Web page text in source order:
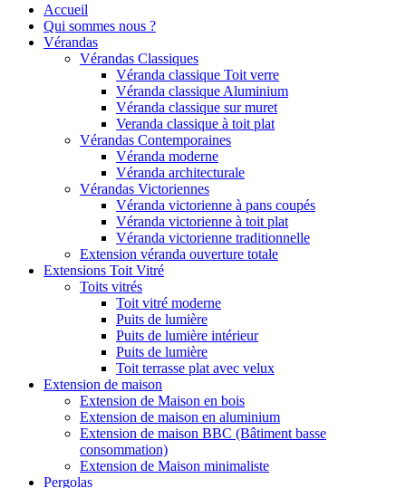
Accueil
Qui sommes nous ?
Vérandas
Vérandas Classiques
Véranda classique Toit verre
Véranda classique Aluminium
Véranda classique sur muret
Veranda classique à toit plat
Vérandas Contemporaines
Véranda moderne
Véranda architecturale
Vérandas Victoriennes
Véranda victorienne à pans coupés
Véranda victorienne à toit plat
Véranda victorienne traditionnelle
Extension véranda ouverture totale
Extensions Toit Vitré
Toits vitrés
Toit vitré moderne
Puits de lumière
Puits de lumière intérieur
Puits de lumière
Toit terrasse plat avec velux
Extension de maison
Extension de Maison en bois
Extension de maison en aluminium
Extension de maison BBC (Bâtiment basse
consommation)
Extension de Maison minimaliste
Pergolas